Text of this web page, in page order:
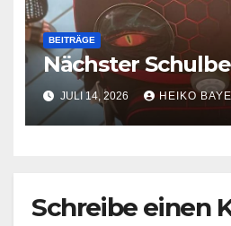
BEITRÄGE
Nächster
JULI 14, 2026 HEIKO
Schreibe einen